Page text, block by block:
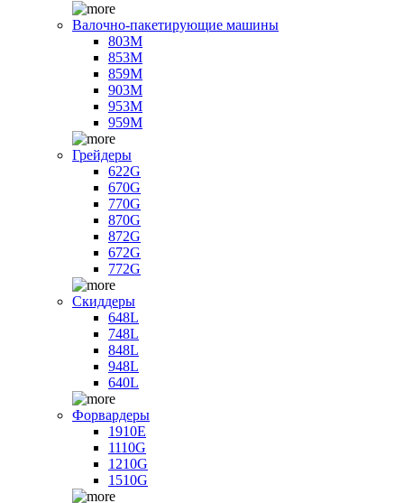
Валочно-пакетирующие машины
803M
853M
859M
903M
953M
959M
Грейдеры
622G
670G
770G
870G
872G
672G
772G
Скиддеры
648L
748L
848L
948L
640L
Форвардеры
1910E
1110G
1210G
1510G